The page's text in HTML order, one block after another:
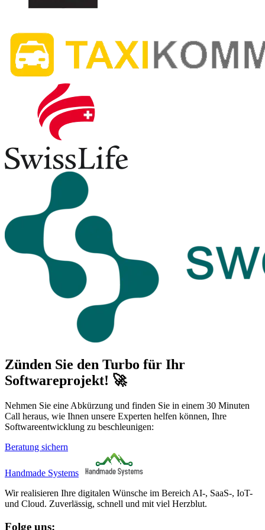
Zünden Sie den Turbo für Ihr
Softwareprojekt! 🚀
Nehmen Sie eine Abkürzung und finden Sie in einem 30 Minuten
Call heraus, wie Ihnen unsere Experten helfen können, Ihre
Softwareentwicklung zu beschleunigen:
Beratung sichern
Handmade Systems
Wir realisieren Ihre digitalen Wünsche im Bereich AI-, SaaS-, IoT-
und Cloud. Zuverlässig, schnell und mit viel Herzblut.
Folge uns: